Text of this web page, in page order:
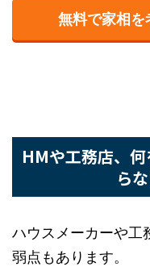
無料で家相を
HMや工務店、
から
ハウスメーカーや
し弱点もあります。